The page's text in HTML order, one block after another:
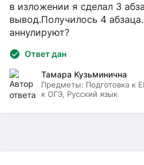
в изложении я сделал 3
вывод.Получилось 4
аннулируют?
Ответ дан
Тамара Кузьминична
Предметы: Подготовка к
к ОГЭ, Русский язык